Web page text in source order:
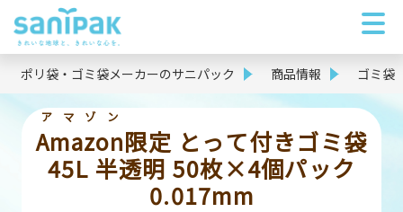
ポリ袋・ゴミ袋メーカーのサニパック 商品情報 ゴミ袋
Amazon
アマゾン
限定 とって付きゴミ袋
45L 半透明 50枚×4個パック
0.017mm